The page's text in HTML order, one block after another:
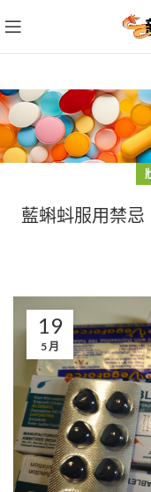
藍蝌蚪服用禁
19
5 月